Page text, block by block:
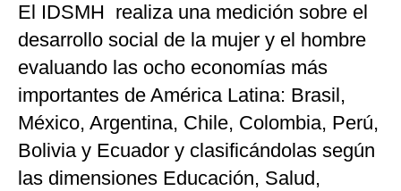
El IDSMH realiza una medición sobre el
desarrollo social de la mujer y el hombre
evaluando las ocho economías más
importantes de América Latina: Brasil,
México, Argentina, Chile, Colombia, Perú,
Bolivia y Ecuador y clasificándolas según
las dimensiones Educación, Salud,